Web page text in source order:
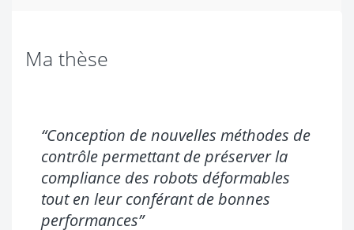
Ma thèse
“Conception de nouvelles méthodes de
contrôle permettant de préserver la
compliance des robots déformables
tout en leur conférant de bonnes
performances”